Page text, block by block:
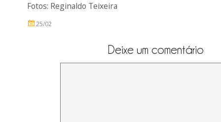
Fotos: Reginaldo Teixeira
25/02
Deixe um comentário